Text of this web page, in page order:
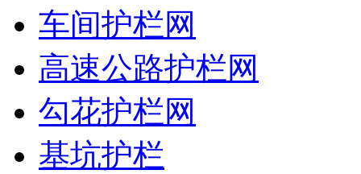
车间护栏网
高速公路护栏网
勾花护栏网
基坑护栏